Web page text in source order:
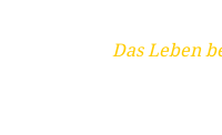
Das Leben